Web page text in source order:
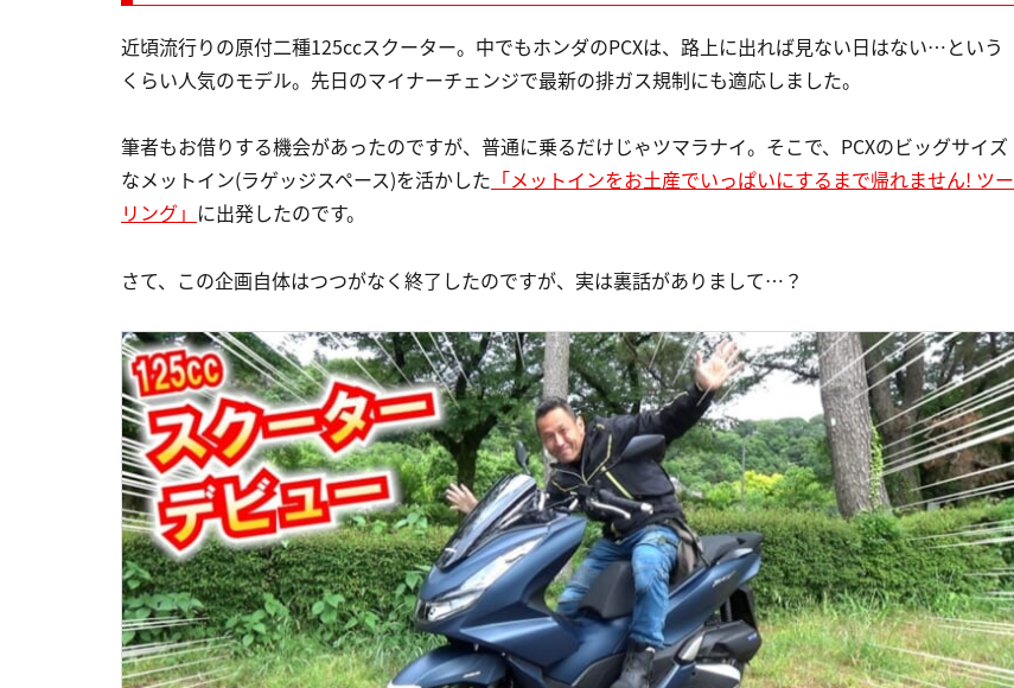
近頃流行りの原付二種125ccスクーター。中でもホンダのPCXは、路上に出れば見ない日はない…という
くらい人気のモデル。先日のマイナーチェンジで最新の排ガス規制にも適応しました。
筆者もお借りする機会があったのですが、普通に乗るだけじゃツマラナイ。そこで、PCXのビッグサイズ
なメットイン(ラゲッジスペース)を活かした 「メットインをお土産でいっぱいにするまで帰れません! ツー
リング」 に出発したのです。
さて、この企画自体はつつがなく終了したのですが、実は裏話がありまして…？